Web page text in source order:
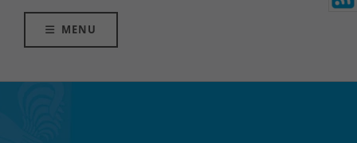
MENU